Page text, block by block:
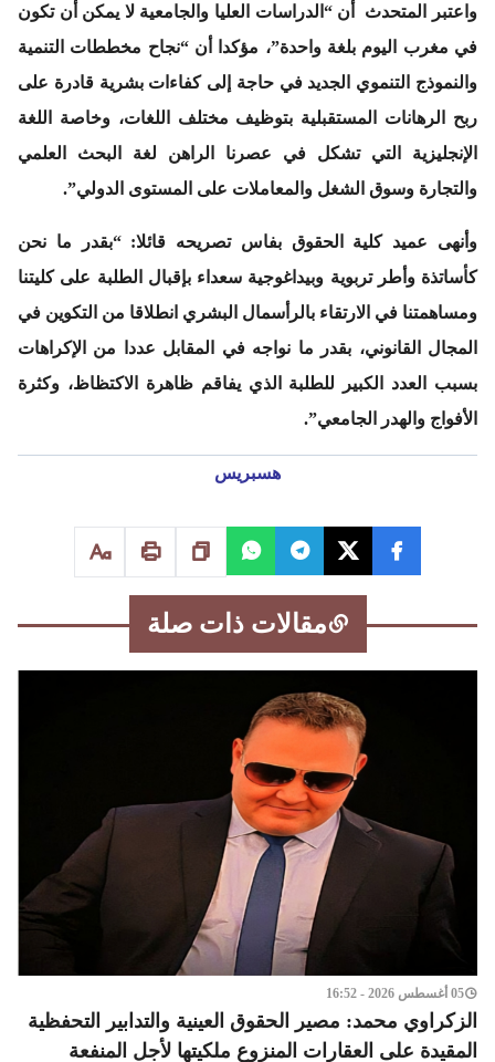
واعتبر المتحدث أن “الدراسات العليا والجامعية لا يمكن أن تكون
في مغرب اليوم بلغة واحدة”، مؤكدا أن “نجاح مخططات التنمية
والنموذج التنموي الجديد في حاجة إلى كفاءات بشرية قادرة على
ربح الرهانات المستقبلية بتوظيف مختلف اللغات، وخاصة اللغة
الإنجليزية التي تشكل في عصرنا الراهن لغة البحث العلمي
والتجارة وسوق الشغل والمعاملات على المستوى الدولي”.
وأنهى عميد كلية الحقوق بفاس تصريحه قائلا: “بقدر ما نحن
كأساتذة وأطر تربوية وبيداغوجية سعداء بإقبال الطلبة على كليتنا
ومساهمتنا في الارتقاء بالرأسمال البشري انطلاقا من التكوين في
المجال القانوني، بقدر ما نواجه في المقابل عددا من الإكراهات
بسبب العدد الكبير للطلبة الذي يفاقم ظاهرة الاكتظاظ، وكثرة
الأفواج والهدر الجامعي”.
هسبريس
مقالات ذات صلة
05 أغسطس 2026 - 16:52
الزكراوي محمد: مصير الحقوق العينية والتدابير التحفظية
المقيدة على العقارات المنزوع ملكيتها لأجل المنفعة